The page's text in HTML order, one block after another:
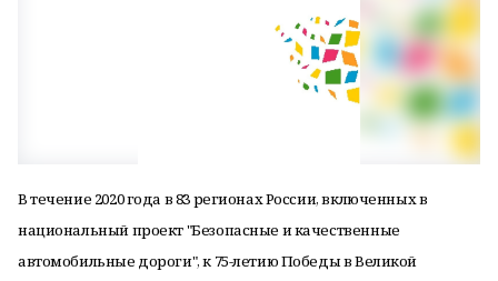
В течение 2020 года в 83 регионах России, включенных в
национальный проект "Безопасные и качественные
автомобильные дороги", к 75-летию Победы в Великой